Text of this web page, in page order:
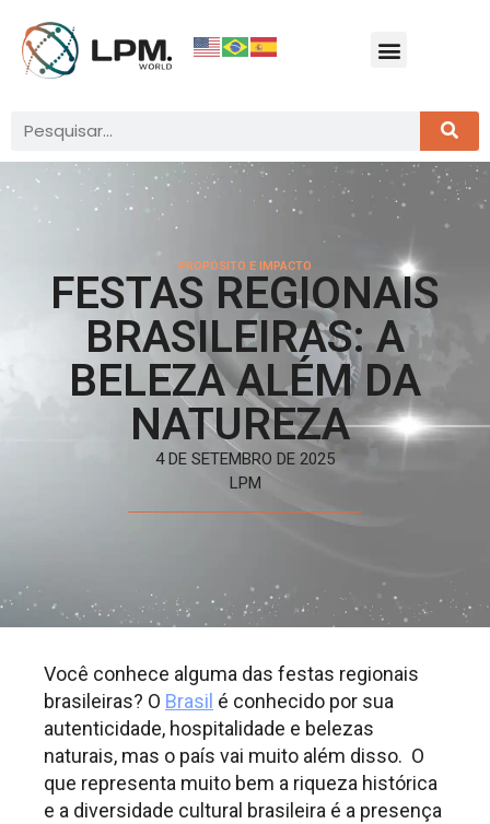
PROPÓSITO E IMPACTO
FESTAS REGIONAIS
BRASILEIRAS: A
BELEZA ALÉM DA
NATUREZA
4 DE SETEMBRO DE 2025
LPM
Você conhece alguma das festas regionais
brasileiras? O Brasil é conhecido por sua
autenticidade, hospitalidade e belezas
naturais, mas o país vai muito além disso. O
que representa muito bem a riqueza histórica
e a diversidade cultural brasileira é a presença